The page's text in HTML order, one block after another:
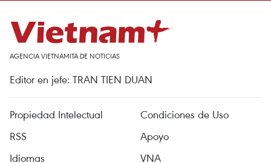
AGENCIA VIETNAMITA DE NOTICIAS
Editor en jefe: TRAN TIEN DUAN
Propiedad Intelectual
Condiciones de Uso
RSS
Apoyo
Idiomas
VNA